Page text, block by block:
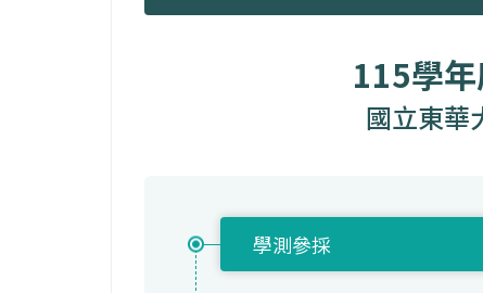
115學
國立東華
學測參採